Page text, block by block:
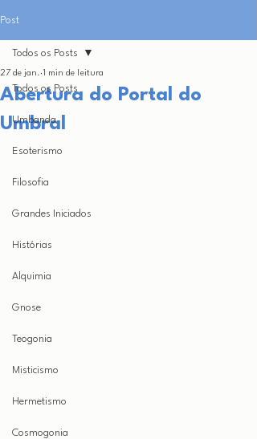
Post
Todos os Posts
Umbanda
Esoterismo
Filosofia
Grandes Iniciados
Histórias
Alquimia
Gnose
Teogonia
Misticismo
Hermetismo
Cosmogonia
Todos os Posts
Abertura do Portal do
Umbral
27 de jan. 1 min de leitura